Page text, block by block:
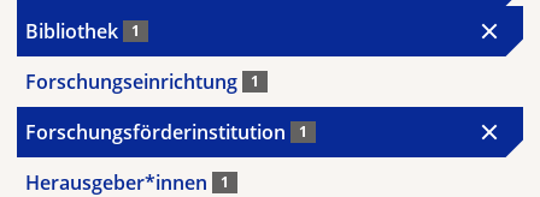
Bibliothek 1
Forschungseinrichtung 1
Forschungsförderinstitution 1
Herausgeber*innen 1